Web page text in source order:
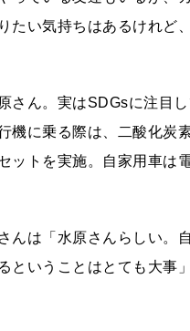
たい気持ちはあるけれど
さん。実はSDGsに注目
機に乗る際は、二酸化炭
ットを実施。自家用車は
んは「水原さんらしい。
ということはとても大事